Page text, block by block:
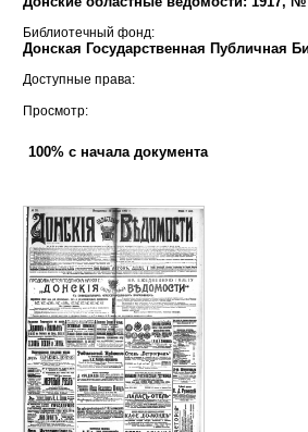
Библиотечный фонд:
Донская Государственная Публичная
Доступные права:
Просмотр:
100% с начала документа